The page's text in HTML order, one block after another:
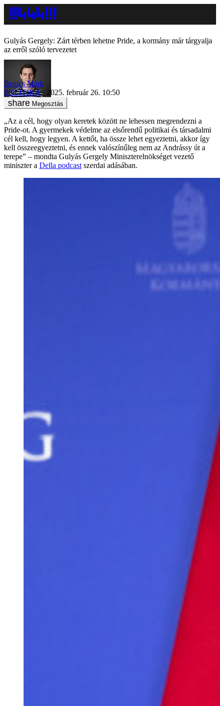
Gulyás Gergely: Zárt térben lehetne Pride, a kormány már tárgyalja
az erről szóló tervezetet
Benics Márk
POLITIKA
2025. február 26. 10:50
Megosztás
„Az a cél, hogy olyan keretek között ne lehessen megrendezni a
Pride-ot. A gyermekek védelme az elsőrendű politikai és társadalmi
cél kell, hogy legyen. A kettőt, ha össze lehet egyeztetni, akkor így
kell összeegyeztetni, és ennek valószínűleg nem az Andrássy út a
terepe” – mondta Gulyás Gergely Miniszterelnökséget vezető
miniszter a Della podcast szerdai adásában.